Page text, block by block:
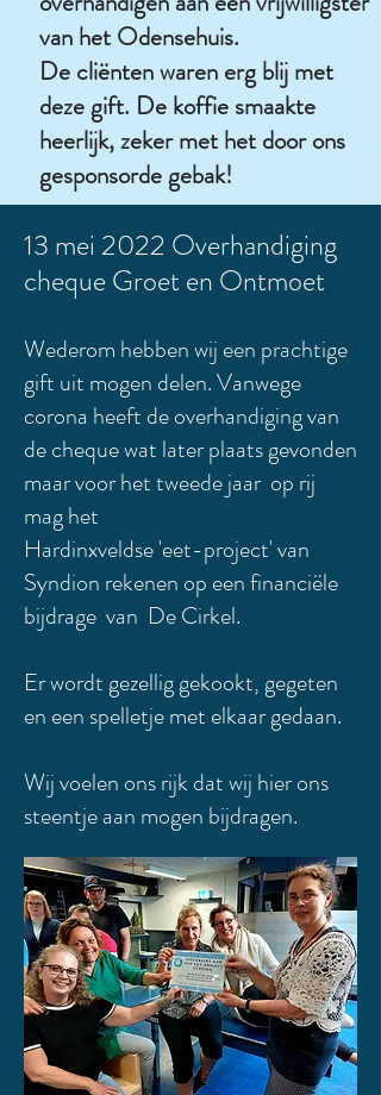
van het Odensehuis.
De cliënten waren erg blij met
deze gift. De koffie smaakte
heerlijk, zeker met het door ons
gesponsorde gebak!
13 mei 2022 Overhandiging
cheque Groet en Ontmoet
Wederom hebben wij een prachtige
gift uit mogen delen. Vanwege
corona heeft de overhandiging van
de cheque wat later plaats gevonden
maar voor het tweede jaar op rij
mag het
Hardinxveldse 'eet-project' van
Syndion rekenen op een financiële
bijdrage van De Cirkel.
Er wordt gezellig gekookt, gegeten
en een spelletje met elkaar gedaan.
Wij voelen ons rijk dat wij hier ons
steentje aan mogen bijdragen.